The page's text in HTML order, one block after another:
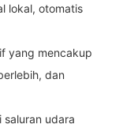
lokal, otomatis
yang mencakup
dan
udara